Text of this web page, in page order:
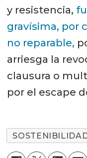
y resistencia,
gravísima, por
no reparable,
arriesga la
clausura o
por el escape